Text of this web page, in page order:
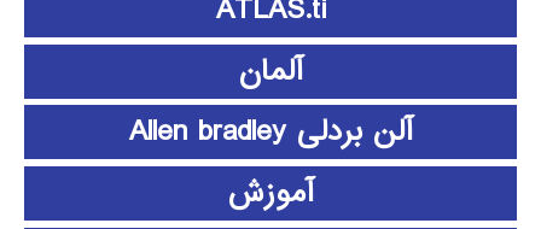
ATLAS.ti
آلمان
آلن بردلی Allen bradley
آموزش